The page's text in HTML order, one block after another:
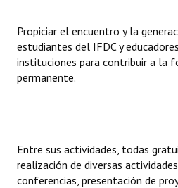
Propiciar el encuentro y la
estudiantes del IFDC y
instituciones para contribuir a la
permanente.
Entre sus actividades, todas
realización de diversas
conferencias, presentación de